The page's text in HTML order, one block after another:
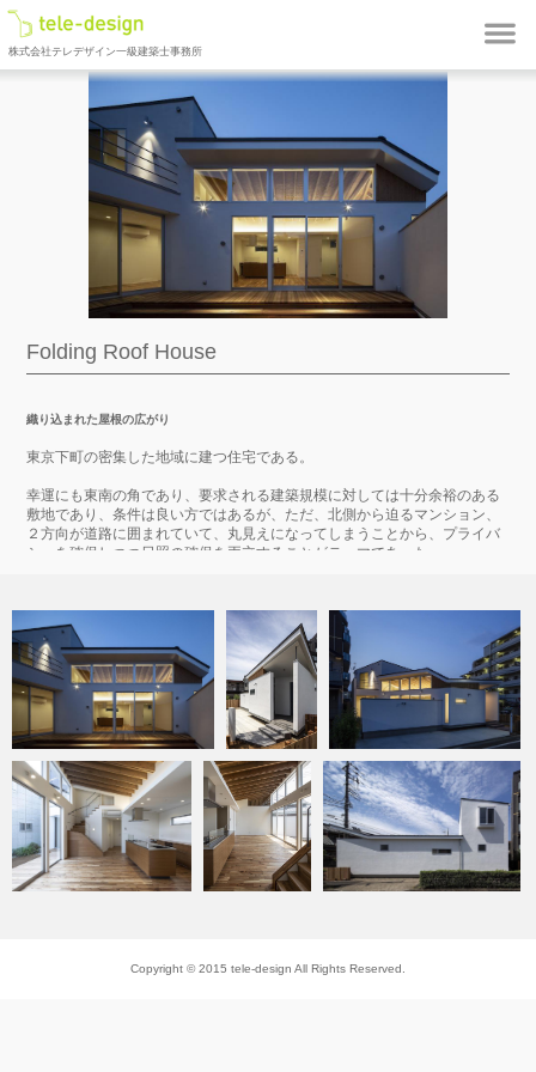
株式会社テレデザイン一級建築士事務所
Folding Roof House
織り込まれた屋根の広がり
東京下町の密集した地域に建つ住宅である。
幸運にも東南の角であり、要求される建築規模に対しては十分余裕のある
敷地であり、条件は良い方ではあるが、ただ、北側から迫るマンション、
２方向が道路に囲まれていて、丸見えになってしまうことから、プライバ
シーを確保しつつ日照の確保を両立することがテーマであった。
ほぼ全ての機能は一階にまとめられている。子供部屋だけが２階に配置さ
れ、ほぼ平屋な構成となっている。
平屋部分の天井高をたっぷりとり、そして２階へとつながる立体空間を顕
在化させるため、平屋部分の屋根を自由に展開することによる空間の抑揚
が感じられるように検討を進めていった。
メインの２階建のボリュームは、西側にある実家の住宅に身を寄せるよう
にしながらも、平屋部分の屋根が、敷地の角へとむけて鋭角に飛び出すよ
うに水平に広がる。そして、屋根の高さは微妙にジグザグと上下しつつ
も、端部では空に向かうように伸び上がっている。
この平屋部分の屋根の造形は、そのまま内部空間の輪郭を形作っており、
リビングダイニングの屋根が開口部へとむけて片流れで上昇しており、日
照を存分に取り入れつつ、夏の光を遮断するように軒が十分に出ている。
Copyright © 2015 tele-design All Rights Reserved.